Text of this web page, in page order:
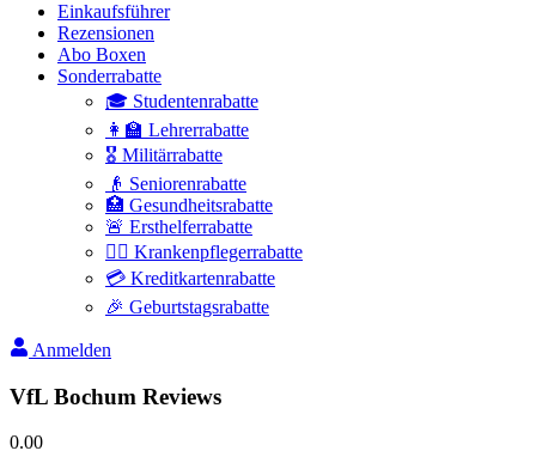
Einkaufsführer
Rezensionen
Abo Boxen
Sonderrabatte
🎓 Studentenrabatte
👩‍🏫 Lehrerrabatte
🎖️ Militärrabatte
👴 Seniorenrabatte
🏥 Gesundheitsrabatte
🚨 Ersthelferrabatte
👩‍⚕️ Krankenpflegerrabatte
💳 Kreditkartenrabatte
🎉 Geburtstagsrabatte
Anmelden
VfL Bochum Reviews
0.00